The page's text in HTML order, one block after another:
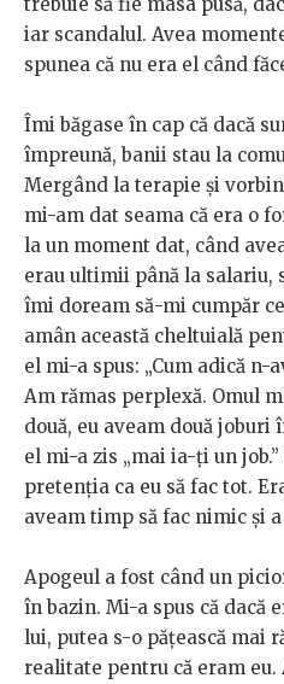
iar scandalul. Avea
spunea că nu era el când
Îmi băgase în cap că dacă
împreună, banii stau la
Mergând la terapie și
mi-am dat seama că era o
la un moment dat, când
erau ultimii până la salariu,
îmi doream să-mi cumpăr
amân această cheltuială
el mi-a spus: „Cum adică n-
Am rămas perplexă. Omul
două, eu aveam două joburi
el mi-a zis „mai ia-ți un
pretenția ca eu să fac tot.
aveam timp să fac nimic și
Apogeul a fost când un
în bazin. Mi-a spus că dacă
lui, putea s-o pățească mai
realitate pentru că eram eu.